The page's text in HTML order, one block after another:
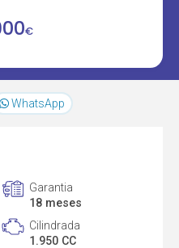
€
WhatsApp
Garantia
18 meses
Cilindrada
1.950 CC